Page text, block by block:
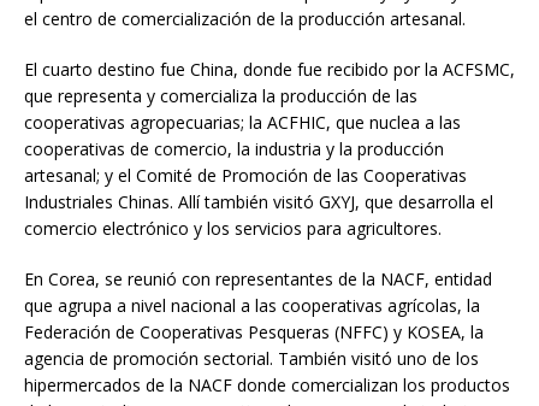
el centro de comercialización de la producción artesanal.
El cuarto destino fue China, donde fue recibido por la ACFSMC,
que representa y comercializa la producción de las
cooperativas agropecuarias; la ACFHIC, que nuclea a las
cooperativas de comercio, la industria y la producción
artesanal; y el Comité de Promoción de las Cooperativas
Industriales Chinas. Allí también visitó GXYJ, que desarrolla el
comercio electrónico y los servicios para agricultores.
En Corea, se reunió con representantes de la NACF, entidad
que agrupa a nivel nacional a las cooperativas agrícolas, la
Federación de Cooperativas Pesqueras (NFFC) y KOSEA, la
agencia de promoción sectorial. También visitó uno de los
hipermercados de la NACF donde comercializan los productos